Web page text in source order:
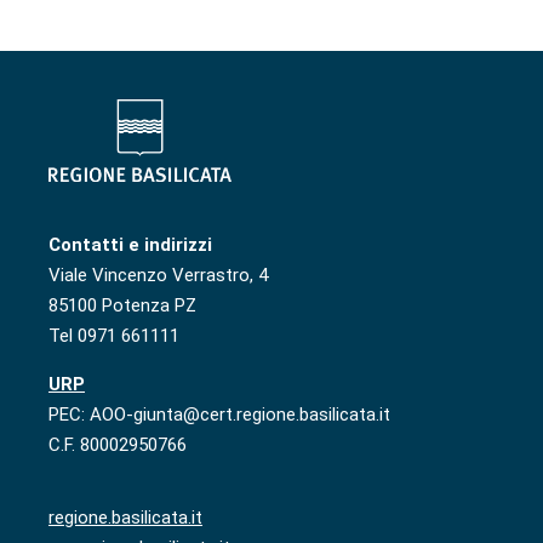
Contatti e indirizzi
Viale Vincenzo Verrastro, 4
85100 Potenza PZ
Tel 0971 661111
URP
PEC: AOO-giunta@cert.regione.basilicata.it
C.F. 80002950766
regione.basilicata.it